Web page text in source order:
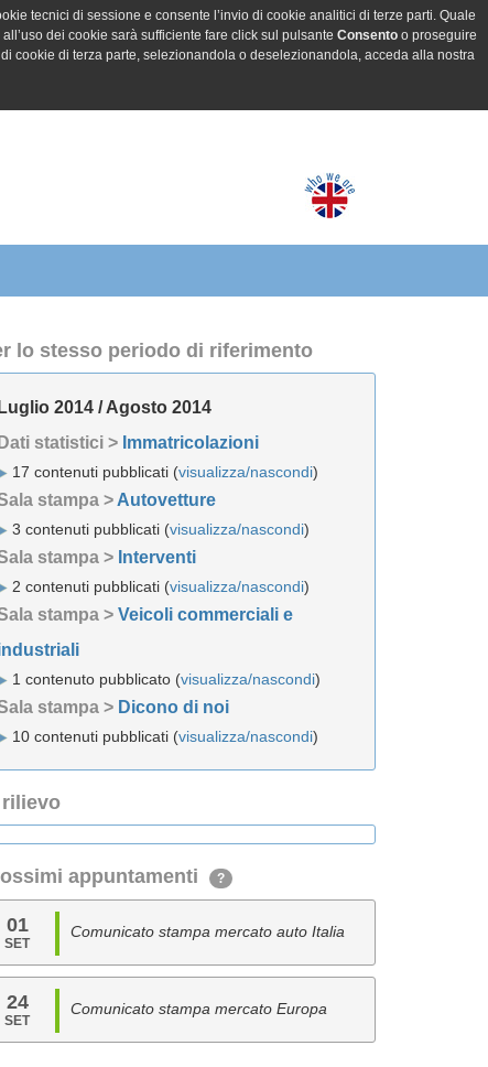
tecnici di sessione e consente l’invio di cookie analitici di terze parti. Quale
dei cookie sarà sufficiente fare click sul pulsante Consentoo proseguire
cookie di terza parte, selezionandola o deselezionandola, acceda alla nostra
lo stesso periodo di riferimento
Luglio 2014 / Agosto 2014
Dati statistici > Immatricolazioni
17 contenuti pubblicati (visualizza/nascondi)
stampa > Autovetture
3 contenuti pubblicati (visualizza/nascondi)
stampa > Interventi
2 contenuti pubblicati (visualizza/nascondi)
stampa > Veicoli commerciali e
1 contenuto pubblicato (visualizza/nascondi)
stampa > Dicono di noi
10 contenuti pubblicati (visualizza/nascondi)
rilievo
appuntamenti ?
01
SET
Comunicato stampa mercato auto Italia
24
SET
Comunicato stampa mercato Europa